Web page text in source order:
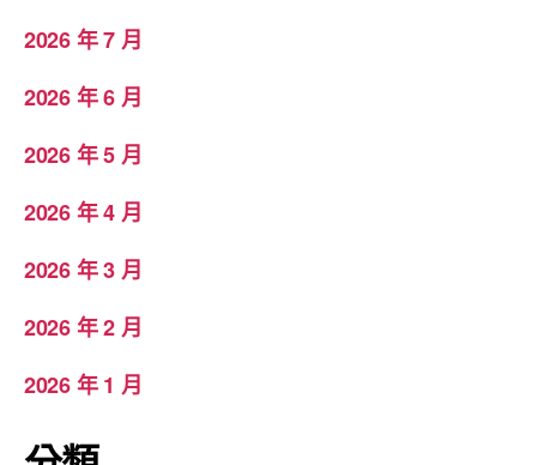
2026 年 7 月
2026 年 6 月
2026 年 5 月
2026 年 4 月
2026 年 3 月
2026 年 2 月
2026 年 1 月